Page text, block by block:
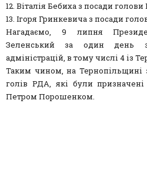
12. Віталія Бебиха з посади
13. Ігоря Гринкевича з посади
Нагадаємо, 9 липня
Зеленський за один день
адміністрацій, в тому числі 4 із
Таким чином, на Тернопільщині
голів РДА, які були
Петром Порошенком.